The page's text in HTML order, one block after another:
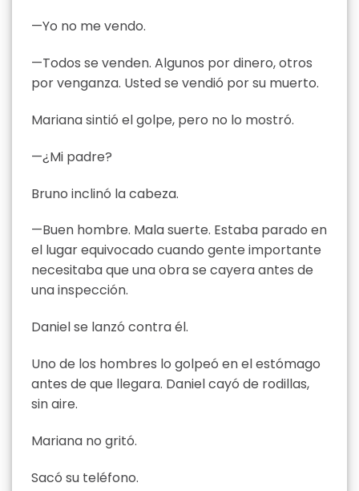
—Yo no me vendo.
—Todos se venden. Algunos por dinero, otros
por venganza. Usted se vendió por su muerto.
Mariana sintió el golpe, pero no lo mostró.
—¿Mi padre?
Bruno inclinó la cabeza.
—Buen hombre. Mala suerte. Estaba parado en
el lugar equivocado cuando gente importante
necesitaba que una obra se cayera antes de
una inspección.
Daniel se lanzó contra él.
Uno de los hombres lo golpeó en el estómago
antes de que llegara. Daniel cayó de rodillas,
sin aire.
Mariana no gritó.
Sacó su teléfono.